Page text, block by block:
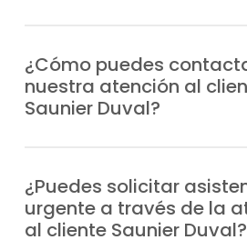
solicitudes de reparación,
sobre garantías y todo lo
tus equipos Saunier Duval.
¿Cómo puedes
nuestra atención al
Saunier Duval?
teléfono o escribirnos un
siempre tendrás respuesta
¿Puedes solicitar
urgente a través de la
al cliente Saunier Duval?